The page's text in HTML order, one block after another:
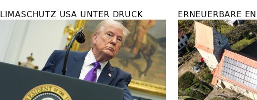
USA UNTER DRUCK ERNEUERBARE